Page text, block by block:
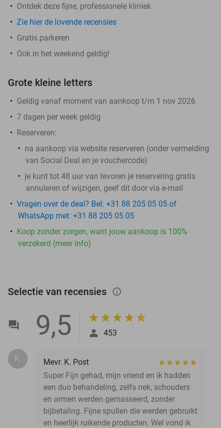
Ontdek deze fijne, professionele kliniek
Zie hier de lovende recensies
Gratis parkeren
Ook in het weekend geldig!
Grote kleine letters
Geldig vanaf moment van aankoop t/m 1 nov 2026
7 dagen per week geldig
Reserveren:
na aankoop via website reserveren (onder vermelding
van Social Deal en je vouchercode)
je kunt tot 48 uur van tevoren je reservering gratis
annuleren of wijzigen, geef dit door via e-mail
Vragen over de deal? Bel: +31 88 205 05 05 of
WhatsApp met: +31 88 205 05 05
Koop zonder zorgen, want jouw aankoop is 100%
verzekerd (meer info)
Selectie van recensies info_outlined
9,5 453
K.
Mevr. K. Post
Super Fijn gehad, mijn vriend en ik hadden
een duo behandeling, zelfs nek, schouders
en armen werden gemasseerd, zonder
bijbetaling. Fijne spullen die werden gebruikt
en heerlijk ruikende producten. Wel vond ik